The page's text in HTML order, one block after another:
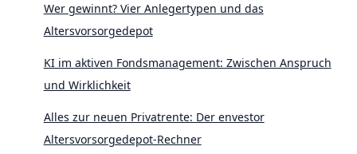
Wer gewinnt? Vier Anlegertypen und das
Altersvorsorgedepot
KI im aktiven Fondsmanagement: Zwischen Anspruch
und Wirklichkeit
Alles zur neuen Privatrente: Der envestor
Altersvorsorgedepot-Rechner